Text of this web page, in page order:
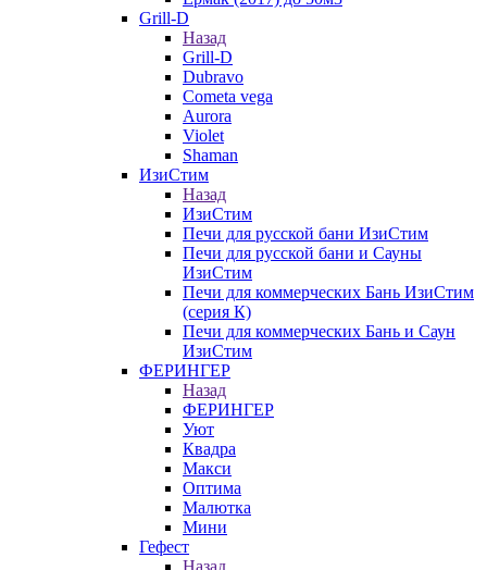
Grill-D
Назад
Grill-D
Dubravo
Cometa vega
Aurora
Violet
Shaman
ИзиСтим
Назад
ИзиСтим
Печи для русской бани ИзиСтим
Печи для русской бани и Сауны
ИзиСтим
Печи для коммерческих Бань ИзиСтим
(серия К)
Печи для коммерческих Бань и Саун
ИзиСтим
ФЕРИНГЕР
Назад
ФЕРИНГЕР
Уют
Квадра
Макси
Оптима
Малютка
Мини
Гефест
Назад